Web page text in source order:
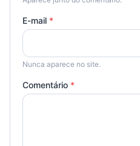
E-mail *
Nunca aparece no site.
Comentário *